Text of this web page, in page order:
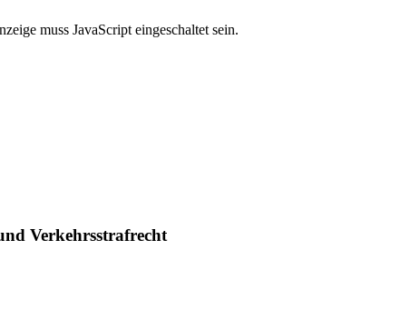
muss JavaScript eingeschaltet sein.
Verkehrsstrafrecht